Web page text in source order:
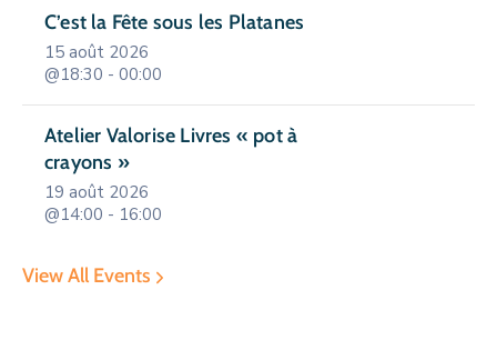
C’est la Fête sous les Platanes
15 août 2026
@18:30 - 00:00
Atelier Valorise Livres « pot à
crayons »
19 août 2026
@14:00 - 16:00
View All Events